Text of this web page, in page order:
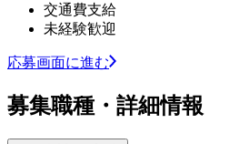
交通費支給
未経験歓迎
応募画面に進む
募集職種・詳細情報